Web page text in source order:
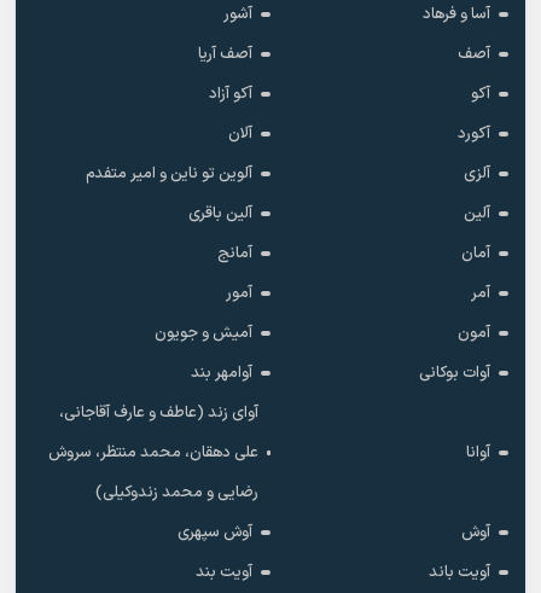
آسا و فرهاد
آشور
آصف
آصف آریا
آکو
آکو آزاد
آکورد
آلان
آلزی
آلوین تو ناین و امیر متفدم
آلین
آلین باقری
آمان
آمانج
آمر
آمور
آمون
آمیش و جویون
آوات بوکانی
آوامهر بند
آوانا
آوای زند (عاطف و عارف آقاجانی،
علی دهقان، محمد منتظر، سروش
رضایی و محمد زندوکیلی)
آوش
آوش سپهری
آویت باند
آویت بند